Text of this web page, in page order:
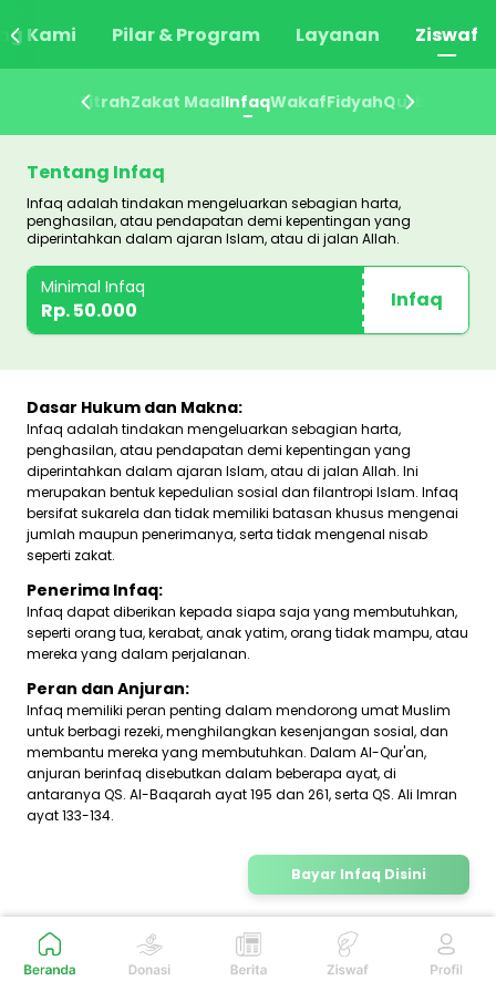
Zakat FitrahZakat MaalInfaqWakafFidyahQurban
Kami Pilar & Program Layanan Ziswaf
Zakat FitrahZakat MaalInfaqWakafFidyahQurban
Tentang Infaq
Infaq adalah tindakan mengeluarkan sebagian harta,
penghasilan, atau pendapatan demi kepentingan yang
diperintahkan dalam ajaran Islam, atau di jalan Allah.
Minimal Infaq
Rp. 50.000 Infaq
Bayar Infaq Disini
Dasar Hukum dan Makna:
Infaq adalah tindakan mengeluarkan sebagian harta,
penghasilan, atau pendapatan demi kepentingan yang
diperintahkan dalam ajaran Islam, atau di jalan Allah. Ini
merupakan bentuk kepedulian sosial dan filantropi Islam. Infaq
bersifat sukarela dan tidak memiliki batasan khusus mengenai
jumlah maupun penerimanya, serta tidak mengenal nisab
seperti zakat.
Penerima Infaq:
Infaq dapat diberikan kepada siapa saja yang membutuhkan,
seperti orang tua, kerabat, anak yatim, orang tidak mampu, atau
mereka yang dalam perjalanan.
Peran dan Anjuran:
Infaq memiliki peran penting dalam mendorong umat Muslim
untuk berbagi rezeki, menghilangkan kesenjangan sosial, dan
membantu mereka yang membutuhkan. Dalam Al-Qur'an,
anjuran berinfaq disebutkan dalam beberapa ayat, di
antaranya QS. Al-Baqarah ayat 195 dan 261, serta QS. Ali Imran
ayat 133-134.